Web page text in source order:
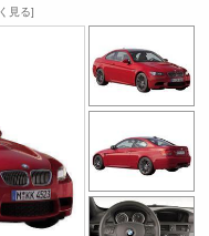
見る]